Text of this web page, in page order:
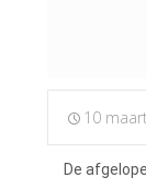
10
De